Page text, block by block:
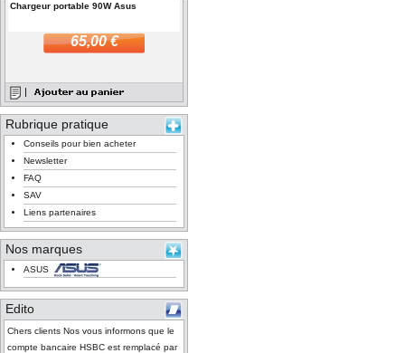
Chargeur portable 90W Asus
65,00 €
Rubrique pratique
Conseils pour bien acheter
Newsletter
FAQ
SAV
Liens partenaires
Nos marques
ASUS
Edito
Chers clients Nos vous informons que le
compte bancaire HSBC est remplacé par